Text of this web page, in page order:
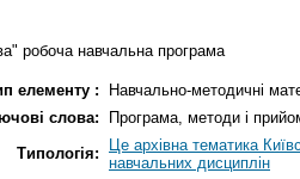
робоча навчальна програма
елементу :
Навчально-методичні
слова:
Програма, методи і
Типологія:
Це архівна тематика
навчальних дисциплін